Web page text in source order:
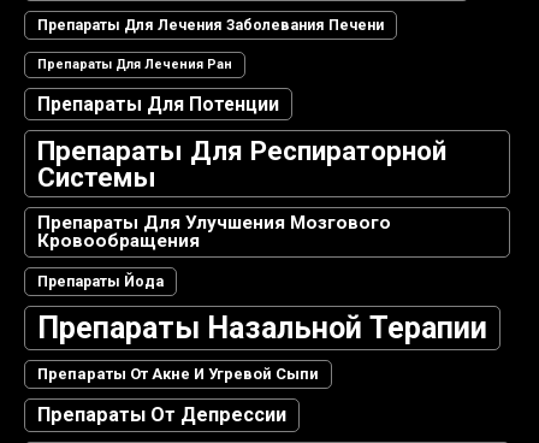
Препараты Для Лечения Заболевания Печени
Препараты Для Лечения Ран
Препараты Для Потенции
Препараты Для Респираторной
Системы
Препараты Для Улучшения Мозгового
Кровообращения
Препараты Йода
Препараты Назальной Терапии
Препараты От Акне И Угревой Сыпи
Препараты От Депрессии